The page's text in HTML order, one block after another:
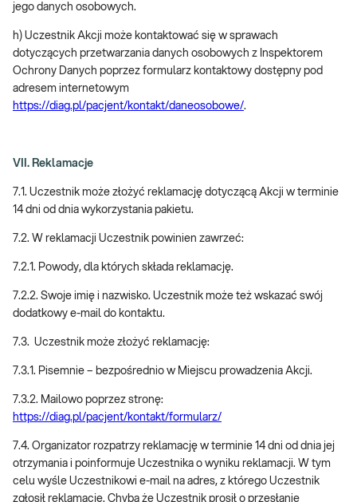
jego danych osobowych.
h) Uczestnik Akcji może kontaktować się w sprawach
dotyczących przetwarzania danych osobowych z Inspektorem
Ochrony Danych poprzez formularz kontaktowy dostępny pod
adresem internetowym
https://diag.pl/pacjent/kontakt/daneosobowe/.
VII. Reklamacje
7.1. Uczestnik może złożyć reklamację dotyczącą Akcji w terminie
14 dni od dnia wykorzystania pakietu.
7.2. W reklamacji Uczestnik powinien zawrzeć:
7.2.1. Powody, dla których składa reklamację.
7.2.2. Swoje imię i nazwisko. Uczestnik może też wskazać swój
dodatkowy e-mail do kontaktu.
7.3. Uczestnik może złożyć reklamację:
7.3.1. Pisemnie – bezpośrednio w Miejscu prowadzenia Akcji.
7.3.2. Mailowo poprzez stronę:
https://diag.pl/pacjent/kontakt/formularz/
7.4. Organizator rozpatrzy reklamację w terminie 14 dni od dnia jej
otrzymania i poinformuje Uczestnika o wyniku reklamacji. W tym
celu wyśle Uczestnikowi e-mail na adres, z którego Uczestnik
zgłosił reklamację. Chyba że Uczestnik prosił o przesłanie